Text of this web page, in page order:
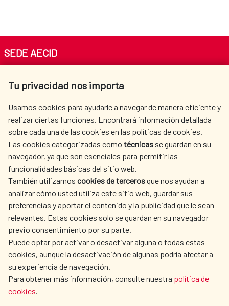
Tu privacidad nos importa
Usamos cookies para ayudarle a navegar de manera eficiente y
realizar ciertas funciones. Encontrará información detallada
sobre cada una de las cookies en las políticas de cookies.
Las cookies categorizadas como técnicas se guardan en su
navegador, ya que son esenciales para permitir las
funcionalidades básicas del sitio web.
También utilizamos cookies de tercerosque nos ayudan a
analizar cómo usted utiliza este sitio web, guardar sus
preferencias y aportar el contenido y la publicidad que le sean
relevantes. Estas cookies solo se guardan en su navegador
previo consentimiento por su parte.
Puede optar por activar o desactivar alguna o todas estas
cookies, aunque la desactivación de algunas podría afectar a
su experiencia de navegación.
Para obtener más información, consulte nuestra política de
cookies.
SEDE AECID
Tel. +34 900 20 30 54​​​​​​​
AECID
OÙ NOUS COOPÉRONS
L'ACTION HUMANITAIRE
ESPAGNOLE
SALLE DE PRESSE
CULTURE ET SCIENCE BIBLIOTHÈQUE
NOS RÉSEAUX SOCIAUX